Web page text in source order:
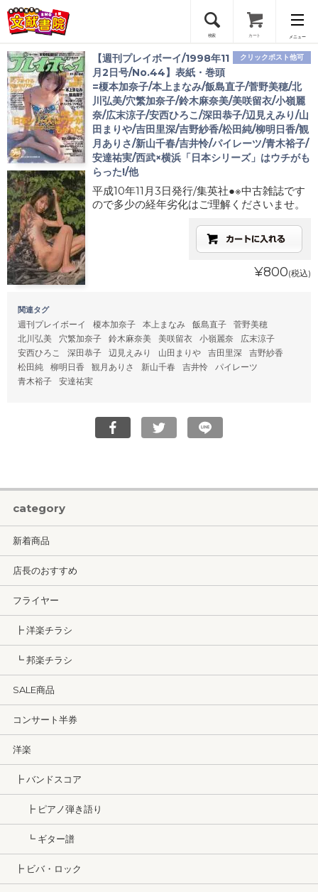
検索 カート メニュー
会員登録
ログイン
クリックポスト他可
【週刊プレイボーイ/1998年11
月2日号/No.44】表紙・巻頭
=榎本加奈子/本上まなみ/飯島直子/菅野美穂/北
川弘美/穴繁加奈子/鈴木麻奈美/美咲留衣/小嶺麗
奈/広末涼子/安西ひろこ/深田恭子/辺見えみり/山
田まりや/吉田里深/吉野紗香/松田純/柳明日香/観
月ありさ/新山千春/吉井怜/パイレーツ/青木裕子/
安達祐実/西武×横浜「日本シリーズ」はウチがも
らった!/他
平成10年11月3日発行/集英社●※中古雑誌です
ので多少の経年劣化はご理解くださいませ。
¥800(税込)
関連タグ
週刊プレイボーイ 榎本加奈子 本上まなみ 飯島直子
菅野美穂
北川弘美
穴繁加奈子 鈴木麻奈美 美咲留衣 小嶺麗奈
広末涼子
安西ひろこ
深田恭子 辺見えみり 山田まりや 吉田里深
吉野紗香
松田純
柳明日香 観月ありさ 新山千春 吉井怜
パイレーツ
青木裕子
安達祐実
category
新着商品
店長のおすすめ
フライヤー
┣ 洋楽チラシ
┗ 邦楽チラシ
SALE商品
コンサート半券
洋楽
┣ バンドスコア
┣ ピアノ弾き語り
┗ ギター譜
┣ ビバ・ロック